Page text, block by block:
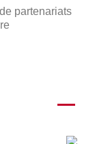
partenariats